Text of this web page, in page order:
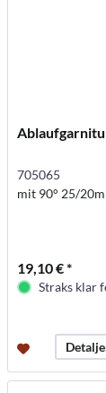
705065
mit 90° 25/
19,10 € *
Straks klar